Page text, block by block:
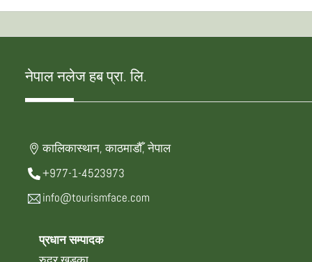
नेपाल नलेज हब प्रा. लि.
कालिकास्थान, काठमाडौँ, नेपाल
+977-1-4523973
info@tourismface.com
प्रधान सम्पादक